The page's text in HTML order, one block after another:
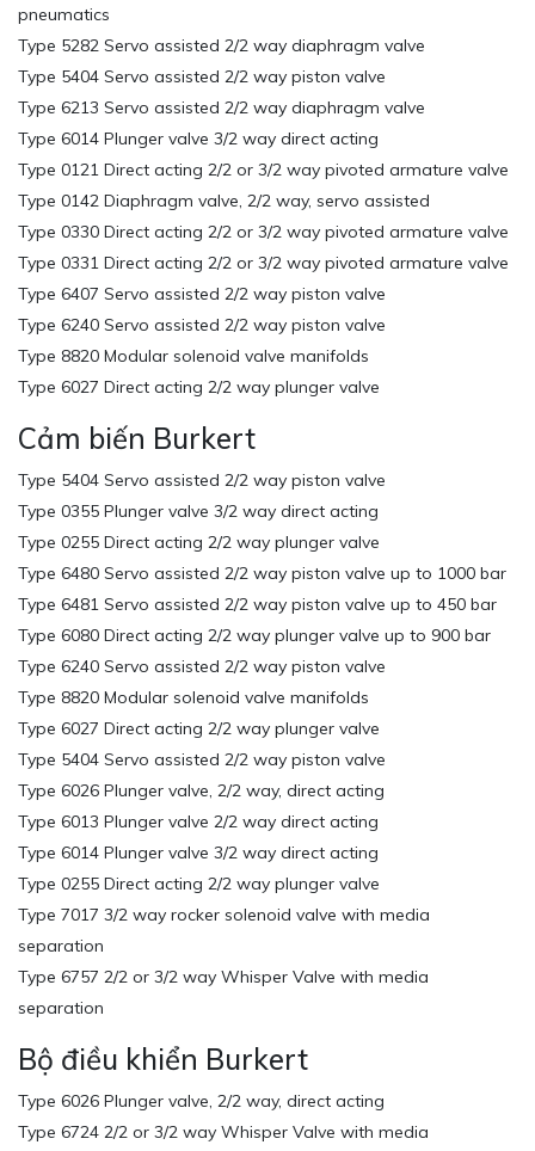
pneumatics
Type 5282 Servo assisted 2/2 way diaphragm valve
Type 5404 Servo assisted 2/2 way piston valve
Type 6213 Servo assisted 2/2 way diaphragm valve
Type 6014 Plunger valve 3/2 way direct acting
Type 0121 Direct acting 2/2 or 3/2 way pivoted armature valve
Type 0142 Diaphragm valve, 2/2 way, servo assisted
Type 0330 Direct acting 2/2 or 3/2 way pivoted armature valve
Type 0331 Direct acting 2/2 or 3/2 way pivoted armature valve
Type 6407 Servo assisted 2/2 way piston valve
Type 6240 Servo assisted 2/2 way piston valve
Type 8820 Modular solenoid valve manifolds
Type 6027 Direct acting 2/2 way plunger valve
Cảm biến Burkert
Type 5404 Servo assisted 2/2 way piston valve
Type 0355 Plunger valve 3/2 way direct acting
Type 0255 Direct acting 2/2 way plunger valve
Type 6480 Servo assisted 2/2 way piston valve up to 1000 bar
Type 6481 Servo assisted 2/2 way piston valve up to 450 bar
Type 6080 Direct acting 2/2 way plunger valve up to 900 bar
Type 6240 Servo assisted 2/2 way piston valve
Type 8820 Modular solenoid valve manifolds
Type 6027 Direct acting 2/2 way plunger valve
Type 5404 Servo assisted 2/2 way piston valve
Type 6026 Plunger valve, 2/2 way, direct acting
Type 6013 Plunger valve 2/2 way direct acting
Type 6014 Plunger valve 3/2 way direct acting
Type 0255 Direct acting 2/2 way plunger valve
Type 7017 3/2 way rocker solenoid valve with media
separation
Type 6757 2/2 or 3/2 way Whisper Valve with media
separation
Bộ điều khiển Burkert
Type 6026 Plunger valve, 2/2 way, direct acting
Type 6724 2/2 or 3/2 way Whisper Valve with media